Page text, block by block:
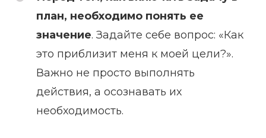
план, необходимо понять ее
значение. Задайте себе вопрос: «Как
это приблизит меня к моей цели?».
Важно не просто выполнять
действия, а осознавать их
необходимость.